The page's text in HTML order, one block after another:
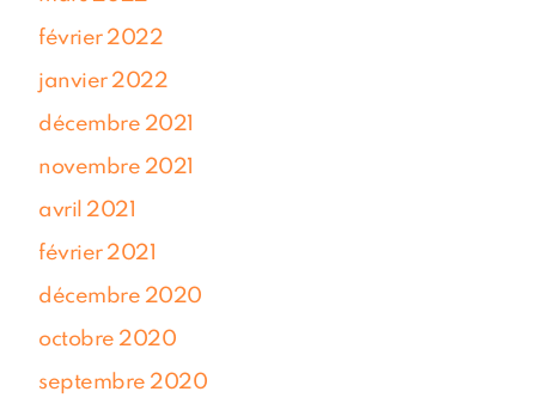
février 2022
janvier 2022
décembre 2021
novembre 2021
avril 2021
février 2021
décembre 2020
octobre 2020
septembre 2020